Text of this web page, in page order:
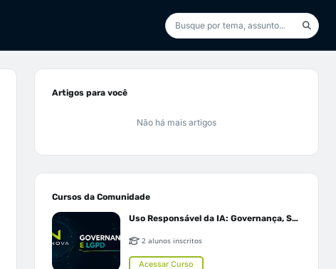
Artigos para você
Não há mais artigos
Cursos da Comunidade
Uso Responsável da IA: Governança, Segurança e LGPD
2 alunos inscritos
Acessar Curso